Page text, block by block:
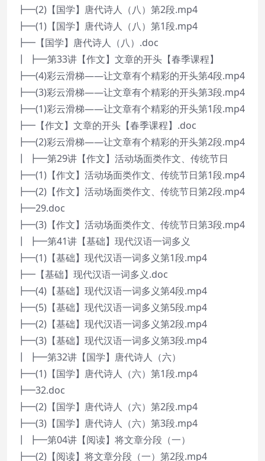
┣━(2)【国学】唐代诗人（八）第2段.mp4
┣━(1)【国学】唐代诗人（八）第1段.mp4
┣━【国学】唐代诗人（八）.doc
┃ ┣━第33讲【作文】文章的开头【春季课程】
┣━(4)彩云滑梯——让文章有个精彩的开头第4段.mp4
┣━(3)彩云滑梯——让文章有个精彩的开头第3段.mp4
┣━(1)彩云滑梯——让文章有个精彩的开头第1段.mp4
┣━【作文】文章的开头【春季课程】.doc
┣━(2)彩云滑梯——让文章有个精彩的开头第2段.mp4
┃ ┣━第29讲【作文】活动场面类作文、传统节日
┣━(1)【作文】活动场面类作文、传统节日第1段.mp4
┣━(2)【作文】活动场面类作文、传统节日第2段.mp4
┣━29.doc
┣━(3)【作文】活动场面类作文、传统节日第3段.mp4
┃ ┣━第41讲【基础】现代汉语一词多义
┣━(1)【基础】现代汉语一词多义第1段.mp4
┣━【基础】现代汉语一词多义.doc
┣━(4)【基础】现代汉语一词多义第4段.mp4
┣━(5)【基础】现代汉语一词多义第5段.mp4
┣━(2)【基础】现代汉语一词多义第2段.mp4
┣━(3)【基础】现代汉语一词多义第3段.mp4
┃ ┣━第32讲【国学】唐代诗人（六）
┣━(1)【国学】唐代诗人（六）第1段.mp4
┣━32.doc
┣━(2)【国学】唐代诗人（六）第2段.mp4
┣━(3)【国学】唐代诗人（六）第3段.mp4
┃ ┣━第04讲【阅读】将文章分段（一）
┣━(2)【阅读】将文章分段（一）第2段.mp4